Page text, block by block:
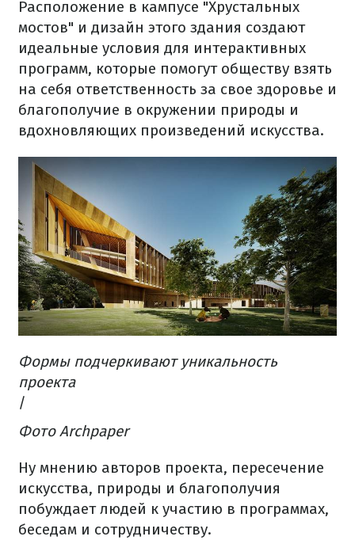
Расположение в кампусе "Хрустальных
мостов" и дизайн этого здания создают
идеальные условия для интерактивных
программ, которые помогут обществу взять
на себя ответственность за свое здоровье и
благополучие в окружении природы и
вдохновляющих произведений искусства.
Формы подчеркивают уникальность
проекта
/
Фото Archpaper
Ну мнению авторов проекта, пересечение
искусства, природы и благополучия
побуждает людей к участию в программах,
беседам и сотрудничеству.